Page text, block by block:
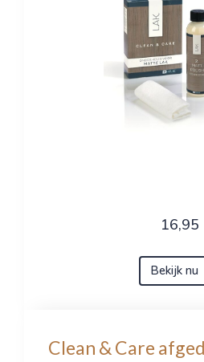
16,95
Bekijk nu
Clean & Care